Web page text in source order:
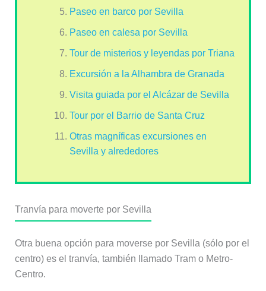
Paseo en barco por Sevilla
Paseo en calesa por Sevilla
Tour de misterios y leyendas por Triana
Excursión a la Alhambra de Granada
Visita guiada por el Alcázar de Sevilla
Tour por el Barrio de Santa Cruz
Otras magníficas excursiones en
Sevilla y alrededores
Tranvía para moverte por Sevilla
Otra buena opción para moverse por Sevilla (sólo por el
centro) es el tranvía, también llamado Tram o Metro-
Centro.